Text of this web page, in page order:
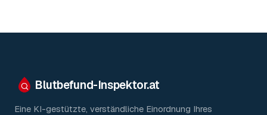
Blutbefund-Inspektor.at
Eine KI-gestützte, verständliche Einordnung Ihres